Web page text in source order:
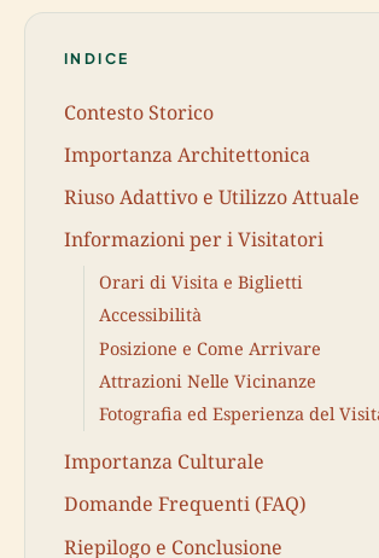
INDICE
Contesto Storico
Importanza Architettonica
Riuso Adattivo e Utilizzo Attuale
Informazioni per i Visitatori
Orari di Visita e Biglietti
Accessibilità
Posizione e Come Arrivare
Attrazioni Nelle Vicinanze
Fotografia ed Esperienza del
Importanza Culturale
Domande Frequenti (FAQ)
Riepilogo e Conclusione